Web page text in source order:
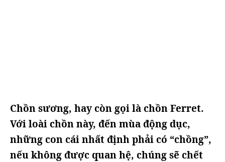
Chồn sương, hay còn gọi là chồn Ferret.
Với loài chồn này, đến mùa động dục,
những con cái nhất định phải có “chồng”,
nếu không được quan hệ, chúng sẽ chết